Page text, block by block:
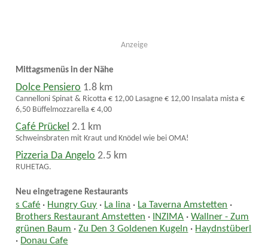
Anzeige
Mittagsmenüs in der Nähe
Dolce Pensiero 1.8 km
Cannelloni Spinat & Ricotta € 12,00 Lasagne € 12,00 Insalata mista €
6,50 Büffelmozzarella € 4,00
Café Prückel 2.1 km
Schweinsbraten mit Kraut und Knödel wie bei OMA!
Pizzeria Da Angelo 2.5 km
RUHETAG.
Neu eingetragene Restaurants
s Café · Hungry Guy · La lina · La Taverna Amstetten ·
Brothers Restaurant Amstetten · INZIMA ·Wallner - Zum
grünen Baum ·Zu Den 3 Goldenen Kugeln · Haydnstüberl
· Donau Cafe